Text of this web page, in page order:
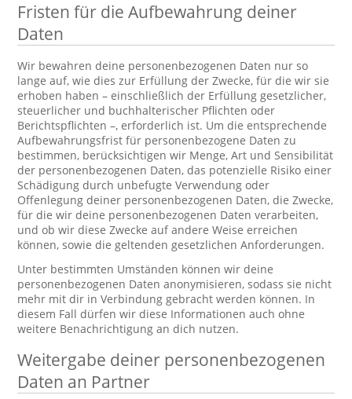
Fristen für die Aufbewahrung deiner
Daten
Wir bewahren deine personenbezogenen Daten nur so
lange auf, wie dies zur Erfüllung der Zwecke, für die wir sie
erhoben haben – einschließlich der Erfüllung gesetzlicher,
steuerlicher und buchhalterischer Pflichten oder
Berichtspflichten –, erforderlich ist. Um die entsprechende
Aufbewahrungsfrist für personenbezogene Daten zu
bestimmen, berücksichtigen wir Menge, Art und Sensibilität
der personenbezogenen Daten, das potenzielle Risiko einer
Schädigung durch unbefugte Verwendung oder
Offenlegung deiner personenbezogenen Daten, die Zwecke,
für die wir deine personenbezogenen Daten verarbeiten,
und ob wir diese Zwecke auf andere Weise erreichen
können, sowie die geltenden gesetzlichen Anforderungen.
Unter bestimmten Umständen können wir deine
personenbezogenen Daten anonymisieren, sodass sie nicht
mehr mit dir in Verbindung gebracht werden können. In
diesem Fall dürfen wir diese Informationen auch ohne
weitere Benachrichtigung an dich nutzen.
Weitergabe deiner personenbezogenen
Daten an Partner